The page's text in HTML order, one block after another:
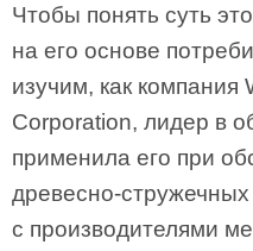
Чтобы понять суть
на его основе
изучим, как компания
Corporation, лидер в
применила его при
древесно-
с производителями